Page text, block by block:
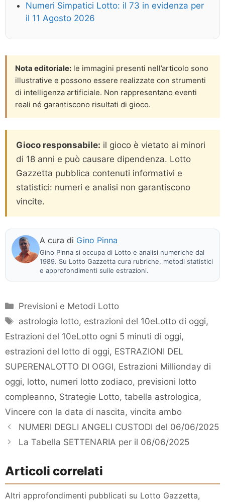
Numeri Simpatici Lotto: il 73 in evidenza per
il 11 Agosto 2026
Nota editoriale: le immagini presenti nell’articolo sono
illustrative e possono essere realizzate con strumenti
di intelligenza artificiale. Non rappresentano eventi
reali né garantiscono risultati di gioco.
Gioco responsabile: il gioco è vietato ai minori
di 18 anni e può causare dipendenza. Lotto
Gazzetta pubblica contenuti informativi e
statistici: numeri e analisi non garantiscono
vincite.
A cura di Gino Pinna
Gino Pinna si occupa di Lotto e analisi numeriche dal
1989. Su Lotto Gazzetta cura rubriche, metodi statistici
e approfondimenti sulle estrazioni.
Categorie
Previsioni e Metodi Lotto
Tag
astrologia lotto, estrazioni del 10eLotto di oggi,
Estrazioni del 10eLotto ogni 5 minuti di oggi,
estrazioni del lotto di oggi, ESTRAZIONI DEL
SUPERENALOTTO DI OGGI, Estrazioni Millionday di
oggi, lotto, numeri lotto zodiaco, previsioni lotto
compleanno, Strategie Lotto, tabella astrologica,
Vincere con la data di nascita, vincita ambo
NUMERI DEGLI ANGELI CUSTODI del 06/06/2025
La Tabella SETTENARIA per il 06/06/2025
Articoli correlati
Altri approfondimenti pubblicati su Lotto Gazzetta,